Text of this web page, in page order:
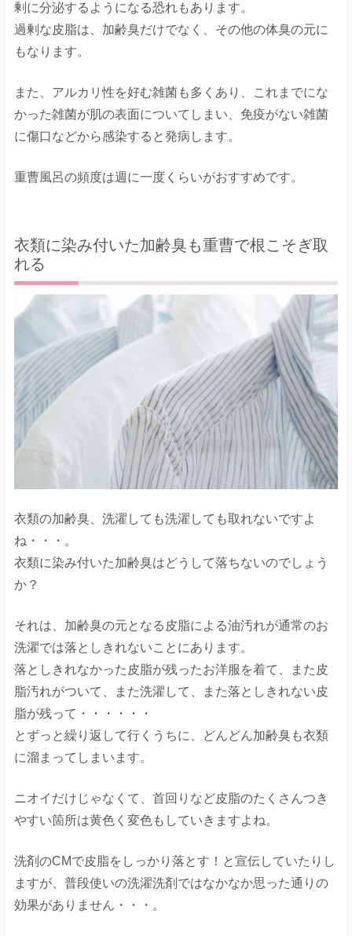
剰に分泌するようになる恐れもあります。
過剰な皮脂は、加齢臭だけでなく、その他の体臭の元に
もなります。
また、アルカリ性を好む雑菌も多くあり、これまでにな
かった雑菌が肌の表面についてしまい、免疫がない雑菌
に傷口などから感染すると発病します。
重曹風呂の頻度は週に一度くらいがおすすめです。
衣類に染み付いた加齢臭も重曹で根こそぎ取
れる
衣類の加齢臭、洗濯しても洗濯しても取れないですよ
ね・・・。
衣類に染み付いた加齢臭はどうして落ちないのでしょう
か？
それは、加齢臭の元となる皮脂による油汚れが通常のお
洗濯では落としきれないことにあります。
落としきれなかった皮脂が残ったお洋服を着て、また皮
脂汚れがついて、また洗濯して、また落としきれない皮
脂が残って・・・・・・
とずっと繰り返して行くうちに、どんどん加齢臭も衣類
に溜まってしまいます。
ニオイだけじゃなくて、首回りなど皮脂のたくさんつき
やすい箇所は黄色く変色もしていきますよね。
洗剤のCMで皮脂をしっかり落とす！と宣伝していたりし
ますが、普段使いの洗濯洗剤ではなかなか思った通りの
効果がありません・・・。